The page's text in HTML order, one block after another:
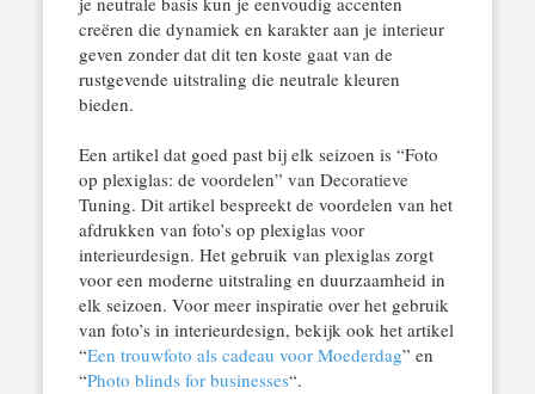
creëren die dynamiek en karakter aan je interieur
geven zonder dat dit ten koste gaat van de
rustgevende uitstraling die neutrale kleuren
bieden.
Een artikel dat goed past bij elk seizoen is “Foto
op plexiglas: de voordelen” van Decoratieve
Tuning. Dit artikel bespreekt de voordelen van het
afdrukken van foto’s op plexiglas voor
interieurdesign. Het gebruik van plexiglas zorgt
voor een moderne uitstraling en duurzaamheid in
elk seizoen. Voor meer inspiratie over het gebruik
van foto’s in interieurdesign, bekijk ook het artikel
“Een trouwfoto als cadeau voor Moederdag” en
“Photo blinds for businesses“.